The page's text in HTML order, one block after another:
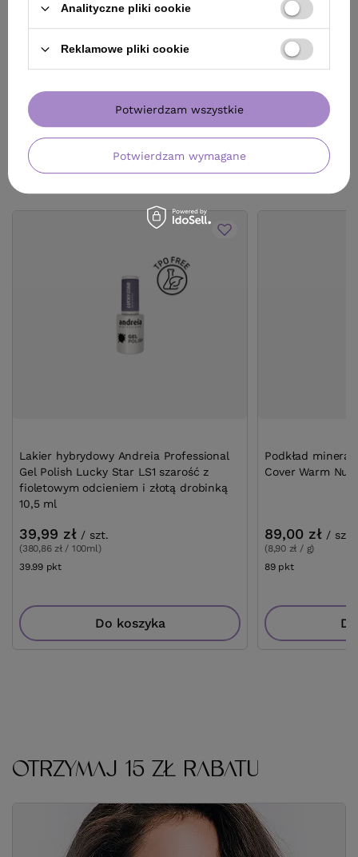
Cena katalogowa: 84,89 zł -42%
Do koszyka
ZOBACZ RÓWNIEŻ
Lakier hybrydowy Andreia Professional
Gel Polish Lucky Star LS1 szarość z
fioletowym odcieniem i złotą drobinką
10,5 ml
39,99 zł / szt.
(380,86 zł / 100ml)
39.99 pktpunktów
Do koszyka
Podkład
Cover Warm
89,00 zł / szt.
(8,90 zł / g)
89 pktpunktów
OTRZYMAJ 15 ZŁ RABATU
Analityczne pliki cookie
Reklamowe pliki cookie
Potwierdzam wymagane
Potwierdzam wszystkie